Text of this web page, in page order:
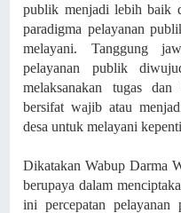
publik menjadi lebih baik
paradigma pelayanan
melayani. Tanggung
pelayanan publik
melaksanakan tugas
bersifat wajib atau
desa untuk melayani
Dikatakan Wabup Darma
berupaya dalam
ini percepatan